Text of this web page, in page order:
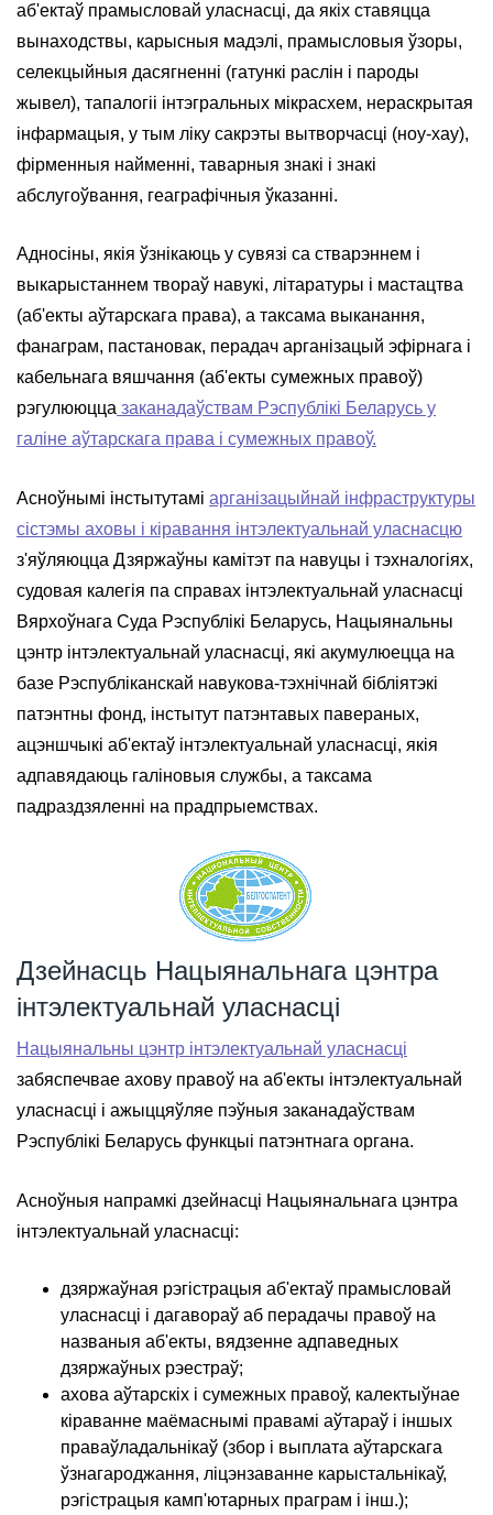
аб'ектаў прамысловай уласнасці, да якіх ставяцца
вынаходствы, карысныя мадэлі, прамысловыя ўзоры,
селекцыйныя дасягненні (гатункі раслін і пароды
жывел), тапалогіі інтэгральных мікрасхем, нераскрытая
інфармацыя, у тым ліку сакрэты вытворчасці (ноу-хау),
фірменныя найменні, таварныя знакі і знакі
абслугоўвання, геаграфічныя ўказанні.
Адносіны, якія ўзнікаюць у сувязі са стварэннем і
выкарыстаннем твораў навукі, літаратуры і мастацтва
(аб'екты аўтарскага права), а таксама выканання,
фанаграм, пастановак, перадач арганізацый эфірнага і
кабельнага вяшчання (аб'екты сумежных правоў)
рэгулююцца заканадаўствам Рэспублікі Беларусь у
галіне аўтарскага права і сумежных правоў.
Асноўнымі інстытутамі арганізацыйнай інфраструктуры
сістэмы аховы і кіравання інтэлектуальнай уласнасцю
з'яўляюцца Дзяржаўны камітэт па навуцы і тэхналогіях,
судовая калегія па справах інтэлектуальнай уласнасці
Вярхоўнага Суда Рэспублікі Беларусь, Нацыянальны
цэнтр інтэлектуальнай уласнасці, які акумулюецца на
базе Рэспубліканскай навукова-тэхнічнай бібліятэкі
патэнтны фонд, інстытут патэнтавых павераных,
ацэншчыкі аб'ектаў інтэлектуальнай уласнасці, якія
адпавядаюць галіновыя службы, а таксама
падраздзяленні на прадпрыемствах.
Дзейнасць Нацыянальнага цэнтра
інтэлектуальнай уласнасці
Нацыянальны цэнтр інтэлектуальнай уласнасці
забяспечвае ахову правоў на аб'екты інтэлектуальнай
уласнасці і ажыццяўляе пэўныя заканадаўствам
Рэспублікі Беларусь функцыі патэнтнага органа.
Асноўныя напрамкі дзейнасці Нацыянальнага цэнтра
інтэлектуальнай уласнасці:
дзяржаўная рэгістрацыя аб'ектаў прамысловай
уласнасці і дагавораў аб перадачы правоў на
названыя аб'екты, вядзенне адпаведных
дзяржаўных рэестраў;
ахова аўтарскіх і сумежных правоў, калектыўнае
кіраванне маёмаснымі правамі аўтараў і іншых
праваўладальнікаў (збор і выплата аўтарскага
ўзнагароджання, ліцэнзаванне карыстальнікаў,
рэгістрацыя камп'ютарных праграм і інш.);